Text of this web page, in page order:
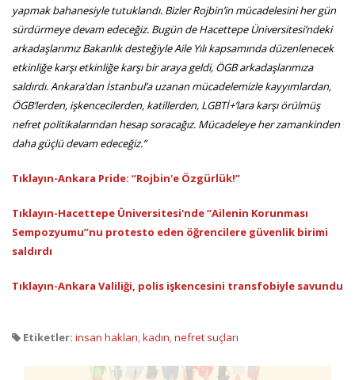
yapmak bahanesiyle tutuklandı. Bizler Rojbin’in mücadelesini her gün
sürdürmeye devam edeceğiz. Bugün de Hacettepe Üniversitesi’ndeki
arkadaşlarımız Bakanlık desteğiyle Aile Yılı kapsamında düzenlenecek
etkinliğe karşı etkinliğe karşı bir araya geldi, ÖGB arkadaşlarımıza
saldırdı. Ankara’dan İstanbul’a uzanan mücadelemizle kayyımlardan,
ÖGB’lerden, işkencecilerden, katillerden, LGBTİ+’lara karşı örülmüş
nefret politikalarından hesap soracağız. Mücadeleye her zamankinden
daha güçlü devam edeceğiz.”
Tıklayın-Ankara Pride: “Rojbin'e Özgürlük!”
Tıklayın-Hacettepe Üniversitesi'nde “Ailenin Korunması
Sempozyumu”nu protesto eden öğrencilere güvenlik birimi
saldırdı
Tıklayın-Ankara Valiliği, polis işkencesini transfobiyle savundu
Etiketler: insan hakları,kadın,nefret suçları